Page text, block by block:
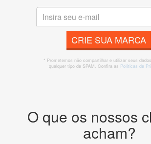
CRIE SUA MARCA
* Prometemos não compartilhar e utilizar seus
qualquer tipo de SPAM. Confira as Políticas de
O que os nossos
acham?